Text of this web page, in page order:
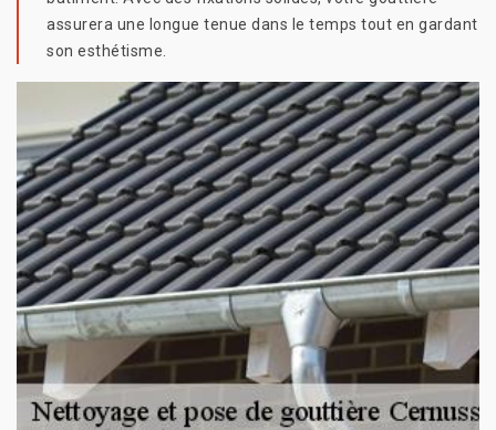
assurera une longue tenue dans le temps tout en gardant
son esthétisme.